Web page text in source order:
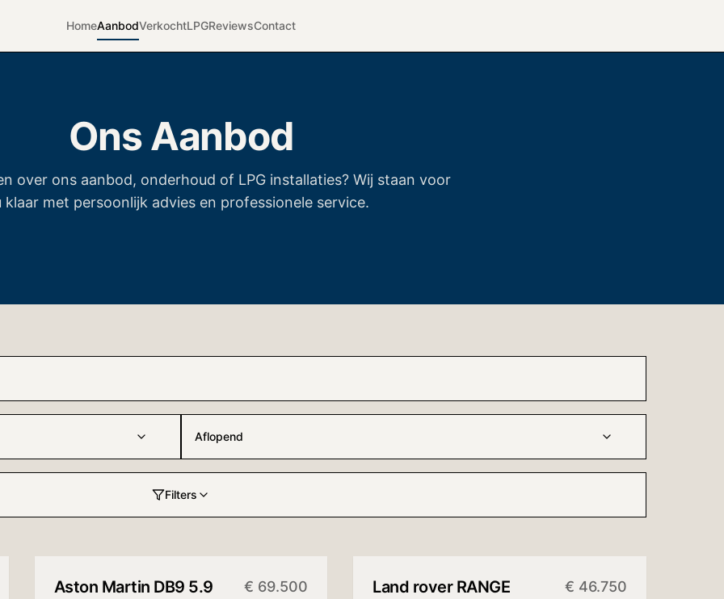
HomeAanbodVerkochtLPGReviewsContact
Ons Aanbod
over ons aanbod, onderhoud of LPG installaties? Wij staan voor
klaar met persoonlijk advies en professionele service.
Aflopend
Filters
Aston Martin DB9 5.9
€ 69.500 Land rover RANGE
€ 46.750